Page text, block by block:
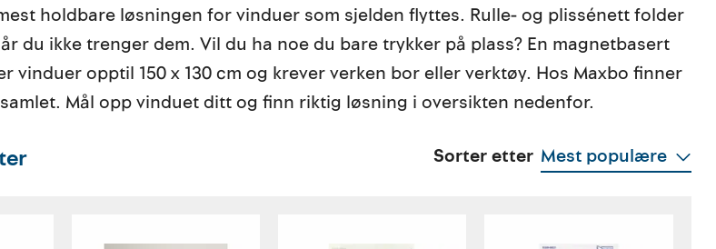
holdbare løsningen for vinduer som sjelden flyttes. Rulle- og plissénett folder
du ikke trenger dem. Vil du ha noe du bare trykker på plass? En magnetbasert
vinduer opptil 150 x 130 cm og krever verken bor eller verktøy. Hos Maxbo finner
Mål opp vinduet ditt og finn riktig løsning i oversikten nedenfor.
Sorter etter Mest populære